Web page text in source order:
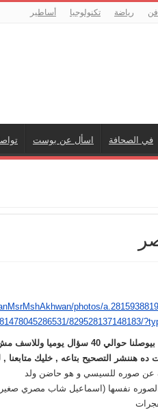
فن رياضة تكنولوجيا أساطير
في الصحافة اسأل عن بوست
photos/
829528137148183/
رجاء العلم اننا بيوصلنا حوالي
ده هننشر التصحيح بتاعه , خليك متابعنا ,
عن صوره للسيسي و هو حاضن ولد
نفسها (اسماعيل شاب مصري صغير